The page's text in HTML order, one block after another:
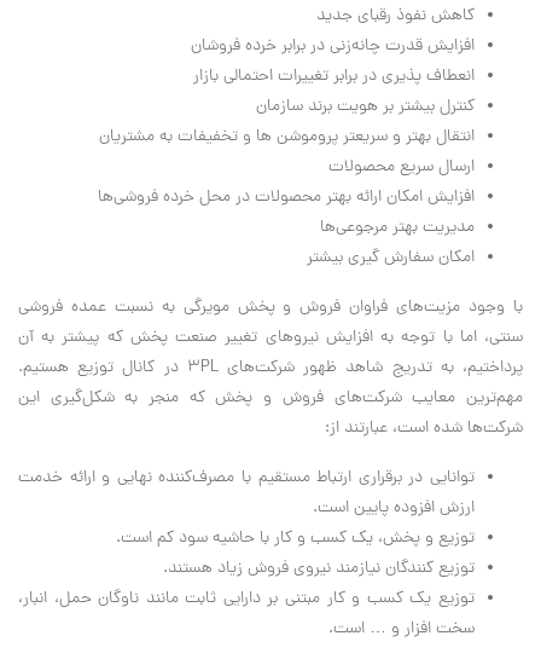
کاهش نفوذ رقبای جدید
افزایش قدرت چانه‌زنی در برابر خرده فروشان
انعطاف پذیری در برابر تغییرات احتمالی بازار
کنترل بیشتر بر هویت برند سازمان
انتقال بهتر و سریعتر پروموشن ها و تخفیفات به مشتریان
ارسال سریع محصولات
افزایش امکان ارائه بهتر محصولات در محل خرده فروشی‌ها
مدیریت بهتر مرجوعی‌ها
امکان سفارش گیری بیشتر
با وجود مزیت‌های فراوان فروش و پخش مویرگی به نسبت عمده فروشی
سنتی، اما با توجه به افزایش نیروهای تغییر صنعت پخش که پیشتر به آن
پرداختیم، به تدریج شاهد ظهور شرکت‌های 3PL در کانال توزیع هستیم.
مهم‌ترین معایب شرکت‌های فروش و پخش که منجر به شکل‌گیری این
شرکت‌ها شده است، عبارتند از:
توانایی در برقراری ارتباط مستقیم با مصرف‌کننده نهایی و ارائه خدمت
ارزش افزوده پایین است.
توزیع و پخش، یک کسب و کار با حاشیه سود کم است.
توزیع کنندگان نیازمند نیروی فروش زیاد هستند.
توزیع یک کسب و کار مبتنی بر دارایی ثابت مانند ناوگان حمل، انبار،
سخت افزار و … است.